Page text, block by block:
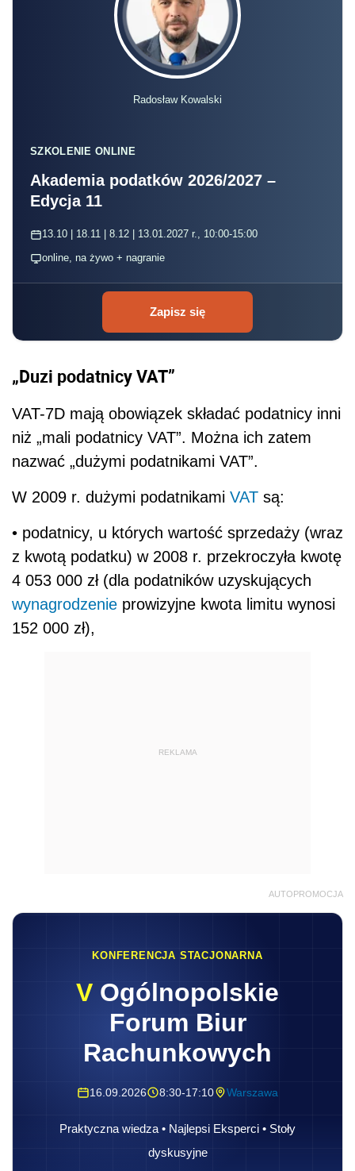
Radosław Kowalski
SZKOLENIE ONLINE
Akademia podatków 2026/2027 –
Edycja 11
13.10 | 18.11 | 8.12 | 13.01.2027 r., 10:00-15:00
online, na żywo + nagranie
Zapisz się
„Duzi podatnicy VAT”
VAT-7D mają obowiązek składać podatnicy inni
niż „mali podatnicy VAT”. Można ich zatem
nazwać „dużymi podatnikami VAT”.
W 2009 r. dużymi podatnikami VAT są:
• podatnicy, u których wartość sprzedaży (wraz
z kwotą podatku) w 2008 r. przekroczyła kwotę
4 053 000 zł (dla podatników uzyskujących
wynagrodzenie prowizyjne kwota limitu wynosi
152 000 zł),
REKLAMA
AUTOPROMOCJA
KONFERENCJA STACJONARNA
V Ogólnopolskie
Forum Biur
Rachunkowych
16.09.2026 8:30-17:10 Warszawa
Praktyczna wiedza • Najlepsi Eksperci • Stoły
dyskusyjne